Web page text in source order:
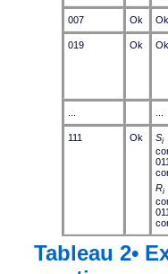
007 Ok Ok
019 Ok Ok
111 Ok Si
Ri
Tableau 2•